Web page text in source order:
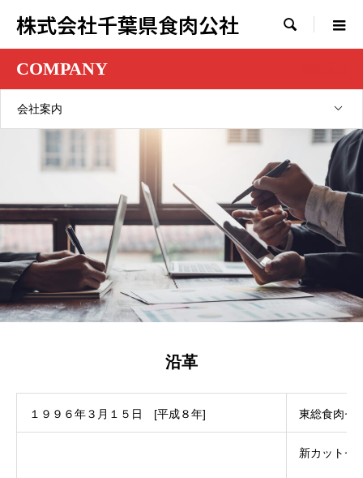
株式会社千葉県食肉公社 
COMPANY
会社案内
沿革
１９９６年３月１５日 [平成８年] 東総食肉セ
新カットセ